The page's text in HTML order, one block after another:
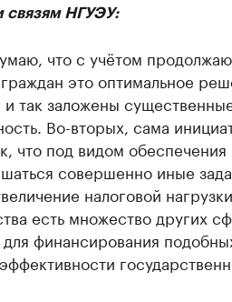
связям НГУЭУ:
что с учётом
это оптимальное
так заложены
Во-вторых, сама
что под видом
совершенно иные
налоговой
есть множество других
финансирования